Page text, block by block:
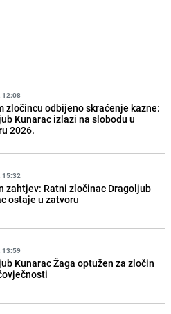
12:08
zločincu odbijeno skraćenje kazne:
Kunarac izlazi na slobodu u
2026.
15:32
zahtjev: Ratni zločinac Dragoljub
ostaje u zatvoru
13:59
Kunarac Žaga optužen za zločin